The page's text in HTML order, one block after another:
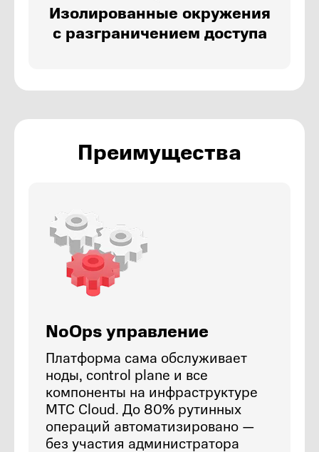
Изолированные окружения
с разграничением доступа
Преимущества
NoOps управление
Платформа сама обслуживает
ноды, control plane и все
компоненты на инфраструктуре
МТС Cloud. До 80% рутинных
операций автоматизировано —
без участия администратора